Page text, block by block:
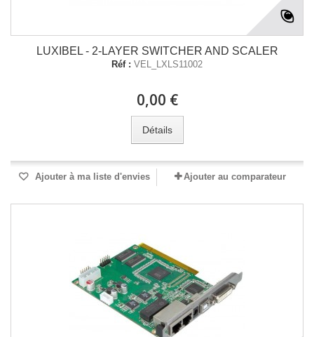
LUXIBEL - 2-LAYER SWITCHER AND SCALER
Réf : VEL_LXLS11002
0,00 €
Détails
Ajouter à ma liste d'envies Ajouter au comparateur